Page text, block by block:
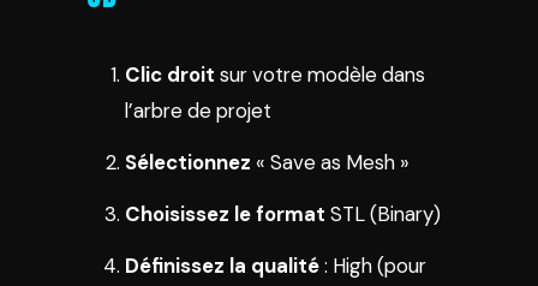
Clic droit sur votre modèle dans
l’arbre de projet
Sélectionnez « Save as Mesh »
Choisissez le format STL (Binary)
Définissez la qualité: High (pour